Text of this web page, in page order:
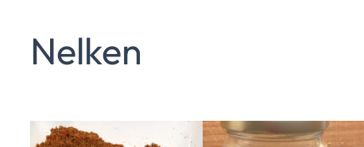
Nelken